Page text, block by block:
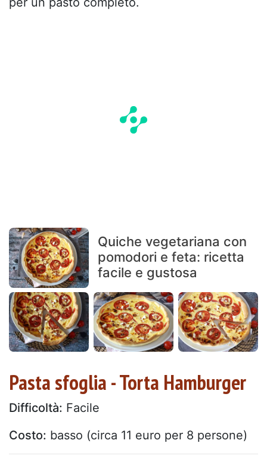
Quiche vegetariana con
pomodori e feta: ricetta
facile e gustosa
Pasta sfoglia - Torta Hamburger
Difficoltà: Facile
Costo: basso (circa 11 euro per 8 persone)